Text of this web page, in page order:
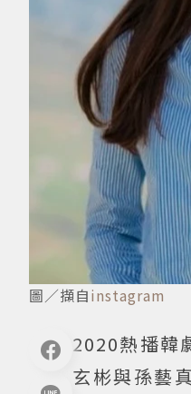
圖／擷自instagram
2020熱播韓
玄彬與孫藝